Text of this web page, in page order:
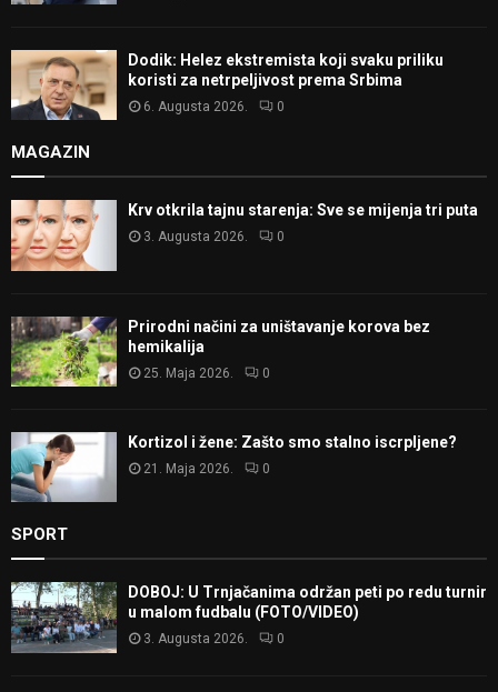
Dodik: Helez ekstremista koji svaku priliku
koristi za netrpeljivost prema Srbima
6. Augusta 2026. 0
MAGAZIN
Krv otkrila tajnu starenja: Sve se mijenja tri puta
3. Augusta 2026. 0
Prirodni načini za uništavanje korova bez
hemikalija
25. Maja 2026. 0
Kortizol i žene: Zašto smo stalno iscrpljene?
21. Maja 2026. 0
SPORT
DOBOJ: U Trnjačanima održan peti po redu turnir
u malom fudbalu (FOTO/VIDEO)
3. Augusta 2026. 0